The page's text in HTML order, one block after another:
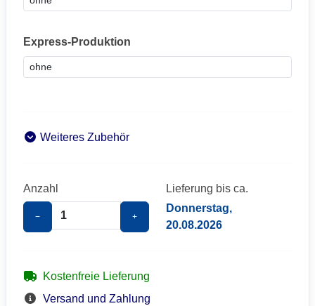
Express-Produktion
Weiteres Zubehör
Anzahl Lieferung bis ca.
− +
Donnerstag,
20.08.2026
Kostenfreie Lieferung
Versand und Zahlung